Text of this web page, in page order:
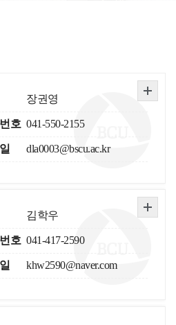
장권영
호 041-550-2155
dla0003@bscu.ac.kr
김학우
호 041-417-2590
khw2590@naver.com